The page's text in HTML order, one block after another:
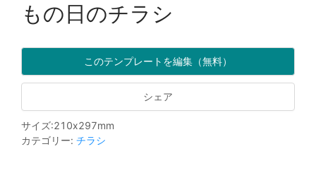
もの日のチラシ
このテンプレートを編集（無料）
シェア
サイズ:210x297mm
カテゴリー: チラシ